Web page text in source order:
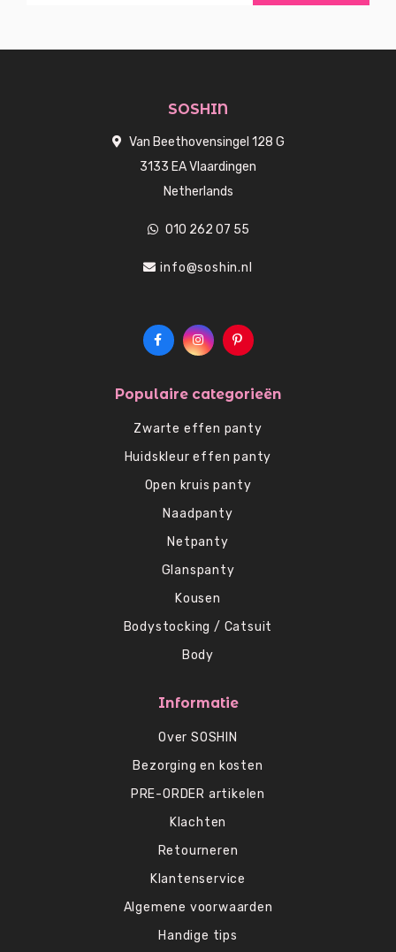
SOSHIN
Van Beethovensingel 128 G
3133 EA Vlaardingen
Netherlands
010 262 07 55
info@soshin.nl
Populaire categorieën
Zwarte effen panty
Huidskleur effen panty
Open kruis panty
Naadpanty
Netpanty
Glanspanty
Kousen
Bodystocking / Catsuit
Body
Informatie
Over SOSHIN
Bezorging en kosten
PRE-ORDER artikelen
Klachten
Retourneren
Klantenservice
Algemene voorwaarden
Handige tips